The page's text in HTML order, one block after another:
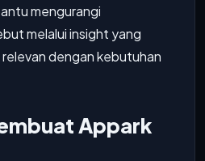
mengurangi
melalui insight yang
dengan kebutuhan
Appark